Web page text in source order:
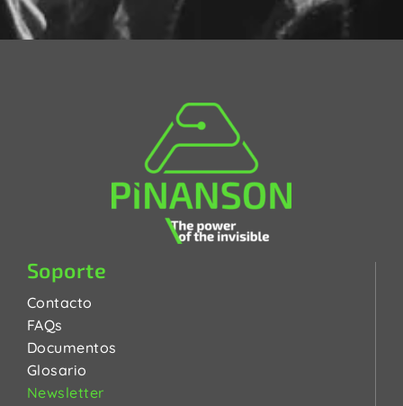
Soporte
Contacto
FAQs
Documentos
Glosario
Newsletter